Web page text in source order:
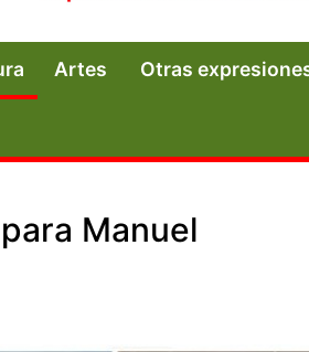
Artes Otras
Manuel